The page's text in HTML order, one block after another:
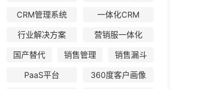
CRM管理系统
一体化CRM
行业解决方案
营销服一体化
国产替代
销售管理
销售漏斗
PaaS平台
360度客户画像